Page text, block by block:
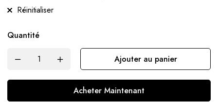
Réinitialiser
Quantité
Ajouter au panier
Acheter Maintenant